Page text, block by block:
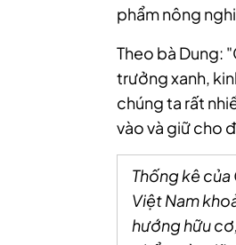
phẩm nông
Theo bà Dung:
trưởng xanh,
chúng ta rất
vào và giữ cho
Thống kê của
Việt Nam
hướng hữu